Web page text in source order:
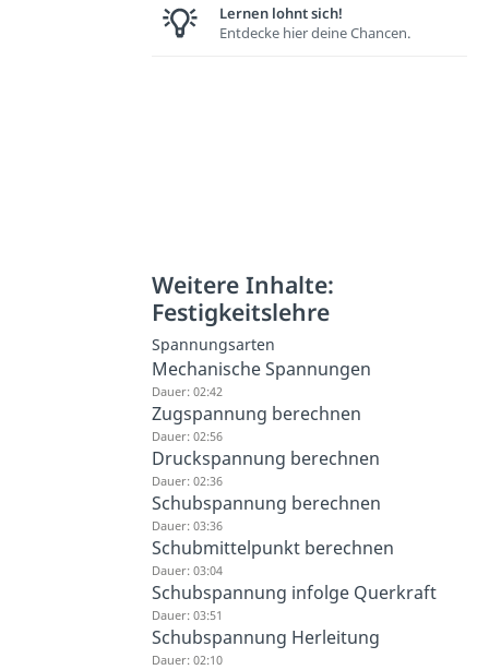
Lernen lohnt sich!
Entdecke hier deine Chancen.
Weitere Inhalte:
Festigkeitslehre
Spannungsarten
Mechanische Spannungen
Dauer: 02:42
Zugspannung berechnen
Dauer: 02:56
Druckspannung berechnen
Dauer: 02:36
Schubspannung berechnen
Dauer: 03:36
Schubmittelpunkt berechnen
Dauer: 03:04
Schubspannung infolge Querkraft
Dauer: 03:51
Schubspannung Herleitung
Dauer: 02:10